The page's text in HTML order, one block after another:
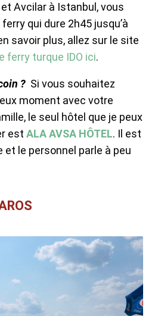
Avcilar à Istanbul, vous
qui dure 2h45 jusqu’à
savoir plus, allez sur le site
ferry turque IDO ici.
? Si vous souhaitez
moment avec votre
le seul hôtel que je peux
est ALA AVSA HÔTEL. Il est
et le personnel parle à peu